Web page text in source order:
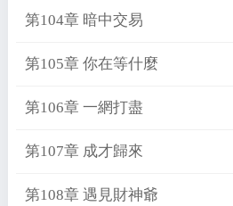
第104章 暗中交易
第105章 你在等什麼
第106章 一網打盡
第107章 成才歸來
第108章 遇見財神爺